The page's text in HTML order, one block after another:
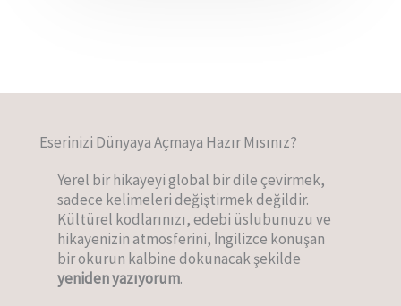
Eserinizi Dünyaya Açmaya Hazır Mısınız?
Yerel bir hikayeyi global bir dile çevirmek,
sadece kelimeleri değiştirmek değildir.
Kültürel kodlarınızı, edebi üslubunuzu ve
hikayenizin atmosferini, İngilizce konuşan
bir okurun kalbine dokunacak şekilde
yeniden yazıyorum.